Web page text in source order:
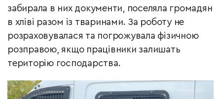
забирала в них документи, поселяла громадян
в хліві разом із тваринами. За роботу не
розраховувалася та погрожувала фізичною
розправою, якщо працівники залишать
територію господарства.